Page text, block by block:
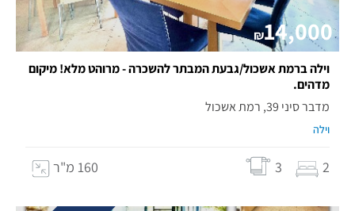
₪14,000
וילה ברמת אשכול/גבעת המבתר להשכרה - מרוהט מלא! מיקום
מדהים.
מדבר סיני 39, רמת אשכול
וילה
2
3 160 מ"ר